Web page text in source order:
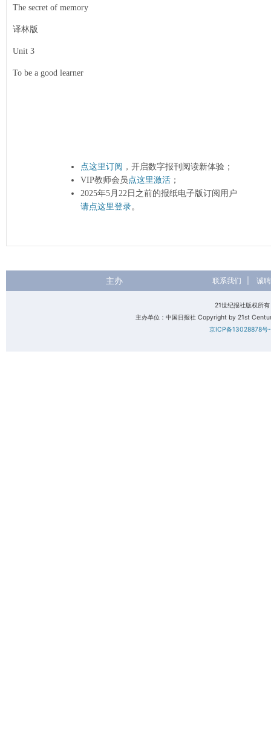
The secret of memory
译林版
Unit 3
To be a good learner
点这里订阅 ，开启数字报刊阅读新体验；
VIP教师会员点这里激活 ；
2025年5月22日之前的报纸电子版订阅用户
请点这里登录。
主办 联系我们 诚
21世纪报社版权所
主办单位：中国日报社 Copyright by 21st
京ICP备13028878号